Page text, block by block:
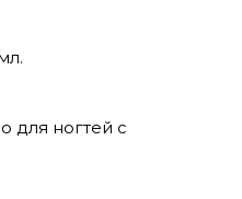
для ногтей с